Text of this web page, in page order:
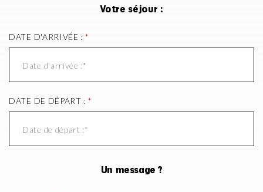
Votre séjour :
DATE D'ARRIVÉE : *
DATE DE DÉPART : *
Un message ?